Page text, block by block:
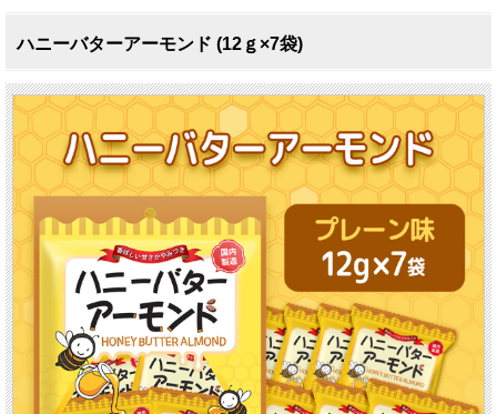
ハニーバターアーモンド (12ｇ×7袋)